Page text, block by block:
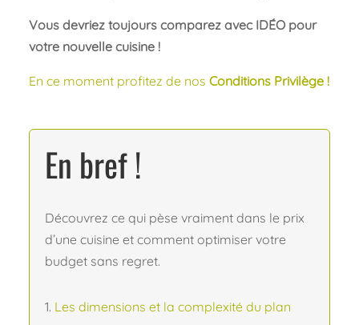
Vous devriez toujours comparez avec IDÉO pour
votre nouvelle cuisine !
En ce moment profitez de nos Conditions Privilège !
En bref !
Découvrez ce qui pèse vraiment dans le prix
d’une cuisine et comment optimiser votre
budget sans regret.
Les dimensions et la complexité du plan